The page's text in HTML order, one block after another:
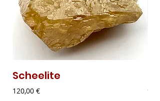
Scheelite
Preço
120,00 € 9,00